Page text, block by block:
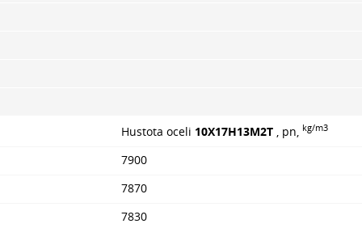
Hustota oceli 10Х17Н13М2Т , pn, kg/m3
7900
7870
7830